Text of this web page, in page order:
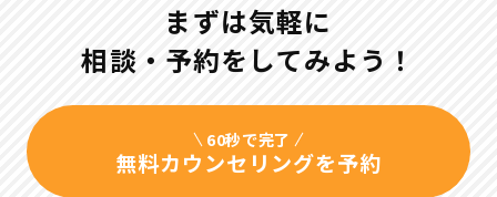
まずは気軽に
相談・予約をしてみよう！
60秒で完了
無料カウンセリングを予約